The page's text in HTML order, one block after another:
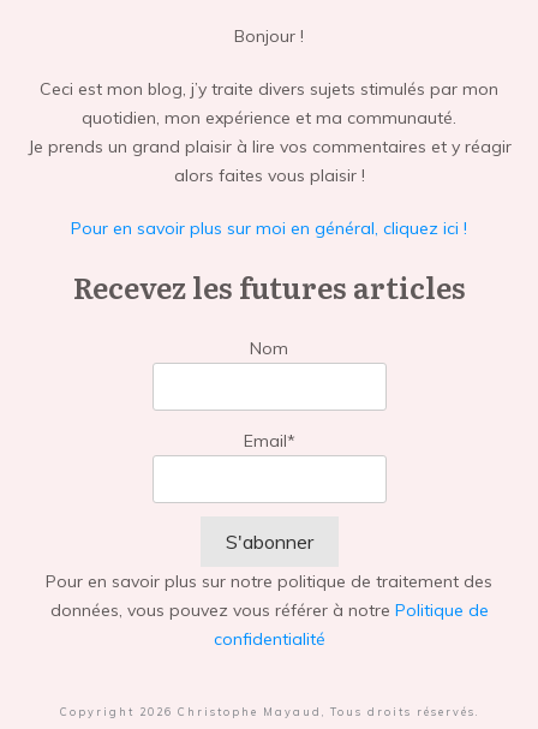
Bonjour !
Ceci est mon blog, j’y traite divers sujets stimulés par mon
quotidien, mon expérience et ma communauté.
Je prends un grand plaisir à lire vos commentaires et y réagir
alors faites vous plaisir !
Pour en savoir plus sur moi en général, cliquez ici !
Recevez les futures articles
Nom
Email*
Pour en savoir plus sur notre politique de traitement des
données, vous pouvez vous référer à notre Politique de
confidentialité
Copyright 2026 Christophe Mayaud , Tous droits réservés.